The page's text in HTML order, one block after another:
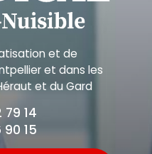
et de
et dans les
et du Gard
79 14
15